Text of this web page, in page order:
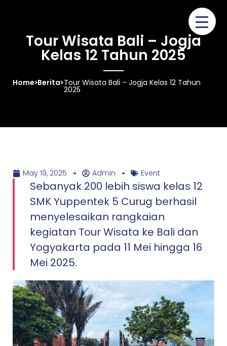
Tour Wisata Bali – Jogja
Kelas 12 Tahun 2025
Home>Berita>Tour Wisata Bali – Jogja Kelas 12 Tahun
2025
May 19, 2025 Admin Event
Sebanyak 200 lebih siswa kelas 12
SMK Yuppentek 5 Curug berhasil
menyelesaikan rangkaian
kegiatan Tour Wisata ke Bali dan
Yogyakarta pada 11 Mei hingga 16
Mei 2025.